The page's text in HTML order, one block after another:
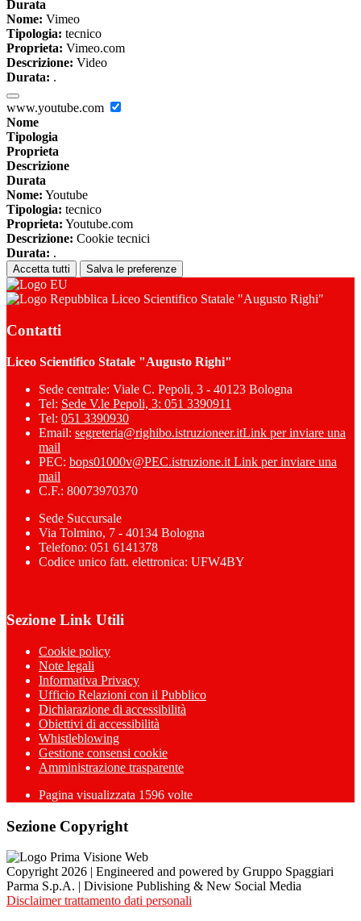
Durata
Nome: Vimeo
Tipologia: tecnico
Proprieta: Vimeo.com
Descrizione: Video
Durata: .
www.youtube.com
Nome
Tipologia
Proprieta
Descrizione
Durata
Nome: Youtube
Tipologia: tecnico
Proprieta: Youtube.com
Descrizione: Cookie tecnici
Durata: .
Accetta tutti Salva le preferenze
Liceo Scientifico Statale "Augusto Righi"
Contatti
Liceo Scientifico Statale "Augusto Righi"
Sede centrale: Viale C. Pepoli, 3 - 40123 Bologna
Tel: Sede V.le Pepoli, 3: 051 3390911
Tel: 051 3390930
Email: segreteria@righibo.istruzioneer.itLink per inviare una
mail
PEC: bops01000v@PEC.istruzione.it Link per inviare una
mail
C.F.: 80073970370
Sede Succursale
Via Tolmino, 7 - 40134 Bologna
Telefono: 051 6141378
Codice unico fatt. elettronica: UFW4BY
Sezione Link Utili
Cookie policy
Note legali
Informativa Privacy
Ufficio Relazioni con il Pubblico
Dichiarazione di accessibilità
Obiettivi di accessibilità
Whistleblowing
Gestione consensi cookie
Amministrazione trasparente
Pagina visualizzata 1596 volte
Sezione Copyright
Copyright 2026 | Engineered and powered by Gruppo Spaggiari
Parma S.p.A. | Divisione Publishing & New Social Media
Disclaimer trattamento dati personali